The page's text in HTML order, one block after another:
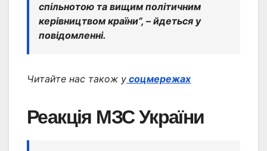
спільнотою та вищим політичним
керівництвом країни”, – йдеться у
повідомленні.
Читайте нас також у соцмережах
Реакція МЗС України